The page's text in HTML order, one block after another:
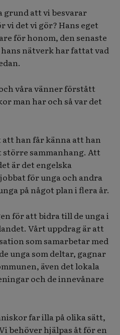
grund att vi besvarar
vi det vi gör? Hans eget
för honom, den senaste
nätverk har fattat vad
våra vänner förstått
man har och så var det
han får känna att han
större sammanhang. Att
är det engelska
för unga och andra
på något plan i flera år.
för att bidra till de unga i
Vårt uppdrag är att
som samarbetar med
unga som deltar, gagnar
även det lokala
och de innevånare
far illa på olika sätt,
behöver hjälpas åt för en